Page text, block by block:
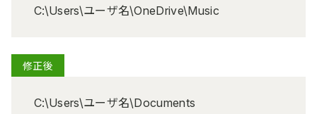
C:\Users\ユーザ名\OneDrive\Music
修正後
C:\Users\ユーザ名\Documents